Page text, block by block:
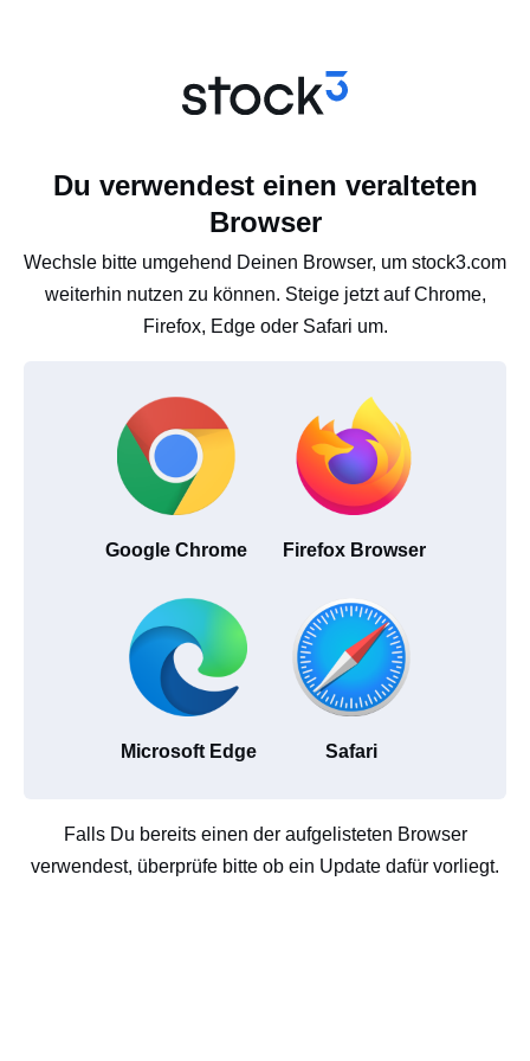
Du verwendest einen veralteten
Browser
Wechsle bitte umgehend Deinen Browser, um stock3.com
weiterhin nutzen zu können. Steige jetzt auf Chrome,
Firefox, Edge oder Safari um.
Google Chrome Firefox Browser
Microsoft Edge Safari
Falls Du bereits einen der aufgelisteten Browser
verwendest, überprüfe bitte ob ein Update dafür vorliegt.